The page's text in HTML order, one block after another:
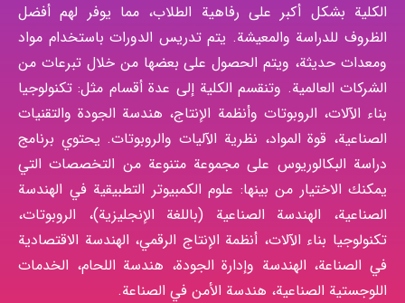
الكلية بشكل أكبر على رفاهية الطلاب، مما يوفر لهم أفضل
الظروف للدراسة والمعيشة. يتم تدريس الدورات باستخدام مواد
ومعدات حديثة، ويتم الحصول على بعضها من خلال تبرعات من
الشركات العالمية. وتنقسم الكلية إلى عدة أقسام مثل: تكنولوجيا
بناء الآلات، الروبوتات وأنظمة الإنتاج، هندسة الجودة والتقنيات
الصناعية، قوة المواد، نظرية الآليات والروبوتات. يحتوي برنامج
دراسة البكالوريوس على مجموعة متنوعة من التخصصات التي
يمكنك الاختيار من بينها: علوم الكمبيوتر التطبيقية في الهندسة
الصناعية، الهندسة الصناعية (باللغة الإنجليزية)، الروبوتات،
تكنولوجيا بناء الآلات، أنظمة الإنتاج الرقمي، الهندسة الاقتصادية
في الصناعة، الهندسة وإدارة الجودة، هندسة اللحام، الخدمات
اللوجستية الصناعية، هندسة الأمن في الصناعة.